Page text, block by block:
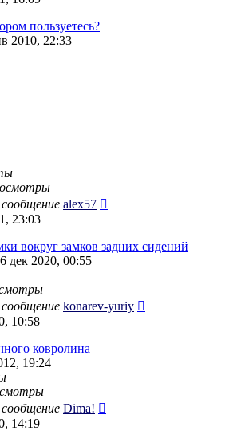
пользуетесь?
2010, 22:33
alex57
23:03
вокруг замков задних сидений
дек 2020, 00:55
konarev-yuriy
10:58
ковролина
19:24
Dima!
14:19